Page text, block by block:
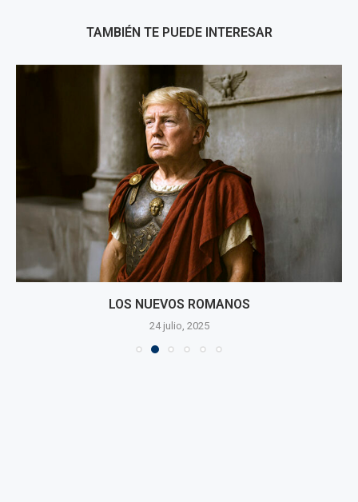
TAMBIÉN TE PUEDE INTERESAR
LOS NUEVOS ROMANOS
24 julio, 2025